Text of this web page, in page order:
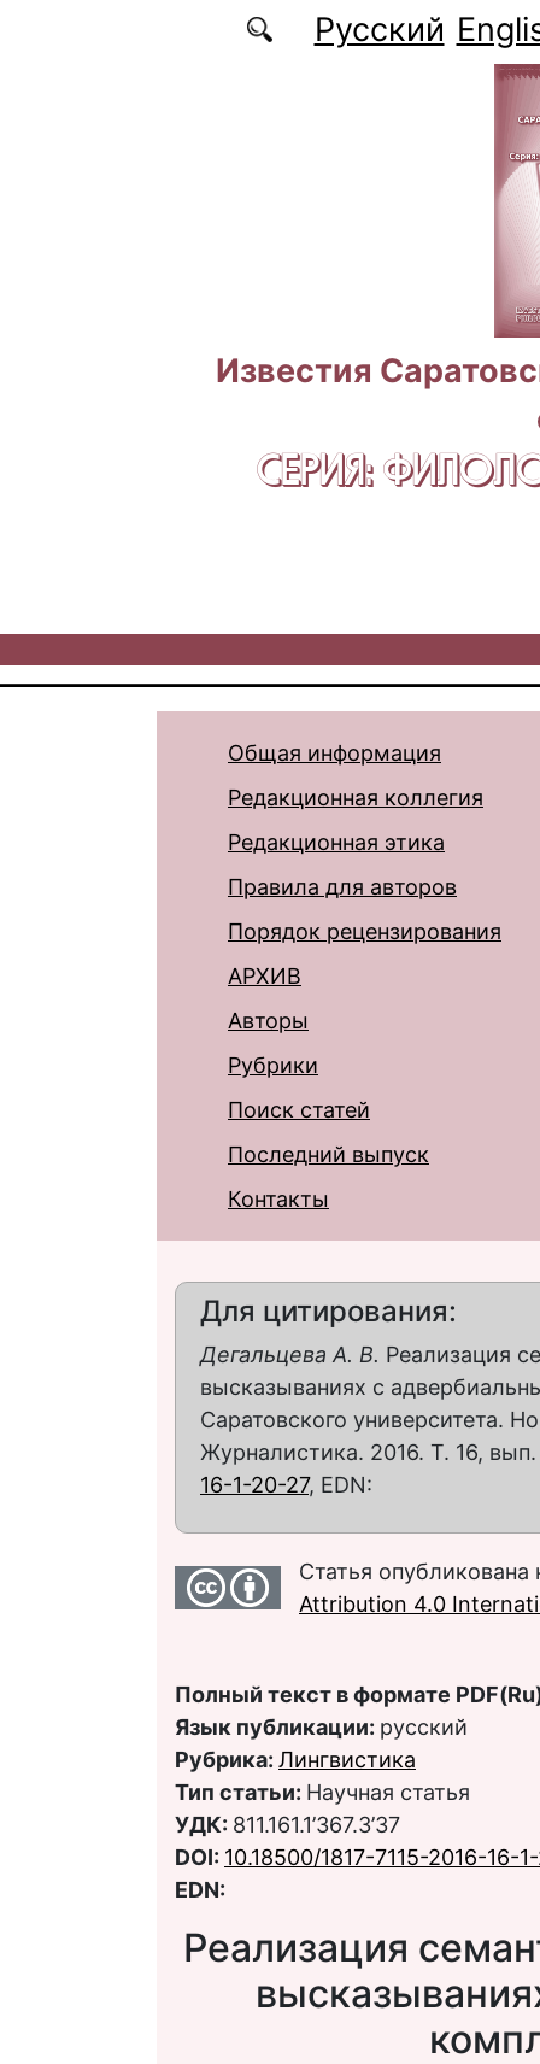
Перейти к основному содержаниюРусский
Известия
СЕРИЯ:
Общая информация
Редакционная коллегия
Редакционная этика
Правила для авторов
Порядок рецензирования
АРХИВ
Авторы
Рубрики
Поиск статей
Последний выпуск
Контакты
Для цитирования:
Дегальцева А. В. Реализация
высказываниях с
Саратовского университета.
Журналистика. 2016. Т. 16,
16-1-20-27, EDN:
Статья
Attribution 4.0
Полный текст в формате
Язык публикации: русский
Рубрика: Лингвистика
Тип статьи: Научная статья
УДК: 811.161.1’367.3’37
DOI: 10.18500/1817-7115-2016-16-
EDN:
Реализация